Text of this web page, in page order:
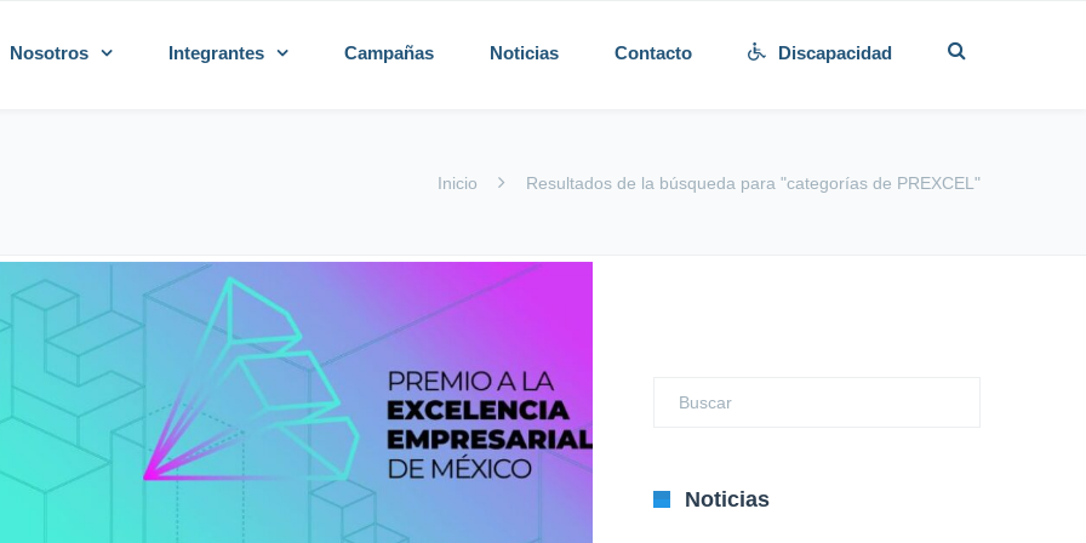
Nosotros Integrantes Campañas Noticias Contacto Discapacidad
Inicio Resultados de la búsqueda para "categorías de PREXCEL"
Noticias